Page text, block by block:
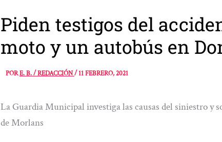
Piden testigos del
moto y un autobús en
PORE. B. / REDACCIÓN/11 FEBRERO, 2021
La Guardia Municipal investiga las causas del siniestro y
de Morlans